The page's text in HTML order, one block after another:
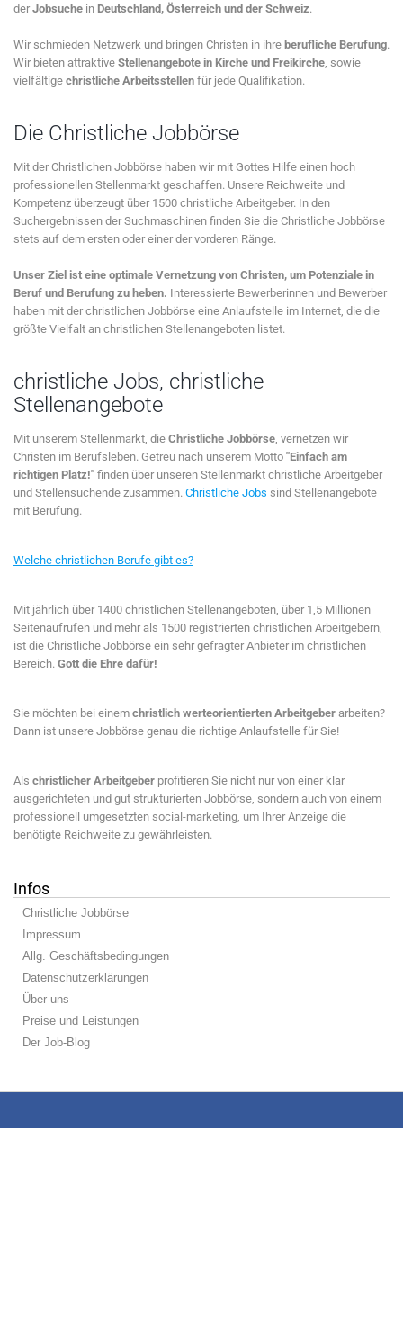
derJobsuche in Deutschland, Österreich und der Schweiz.
Wir schmieden Netzwerk und bringen Christen in ihre berufliche Berufung.
Wir bieten attraktive Stellenangebote in Kirche und Freikirche, sowie
vielfältige christliche Arbeitsstellen für jede Qualifikation.
Die Christliche Jobbörse
Mit der Christlichen Jobbörse haben wir mit Gottes Hilfe einen hoch
professionellen Stellenmarkt geschaffen. Unsere Reichweite und
Kompetenz überzeugt über 1500 christliche Arbeitgeber. In den
Suchergebnissen der Suchmaschinen finden Sie die Christliche Jobbörse
stets auf dem ersten oder einer der vorderen Ränge.
Unser Ziel ist eine optimale Vernetzung von Christen, um Potenziale in
Beruf und Berufung zu heben. Interessierte Bewerberinnen und Bewerber
haben mit der christlichen Jobbörse eine Anlaufstelle im Internet, die die
größte Vielfalt an christlichen Stellenangeboten listet.
christliche Jobs, christliche
Stellenangebote
Mit unserem Stellenmarkt, die Christliche Jobbörse, vernetzen wir
Christen im Berufsleben. Getreu nach unserem Motto "Einfach am
richtigen Platz!" finden über unseren Stellenmarkt christliche Arbeitgeber
und Stellensuchende zusammen. Christliche Jobs sind Stellenangebote
mit Berufung.
Welche christlichen Berufe gibt es?
Mit jährlich über 1400 christlichen Stellenangeboten, über 1,5 Millionen
Seitenaufrufen und mehr als 1500 registrierten christlichen Arbeitgebern,
ist die Christliche Jobbörse ein sehr gefragter Anbieter im christlichen
Bereich. Gott die Ehre dafür!
Sie möchten bei einem christlich werteorientierten Arbeitgeber arbeiten?
Dann ist unsere Jobbörse genau die richtige Anlaufstelle für Sie!
Als christlicher Arbeitgeber profitieren Sie nicht nur von einer klar
ausgerichteten und gut strukturierten Jobbörse, sondern auch von einem
professionell umgesetzten social-marketing, um Ihrer Anzeige die
benötigte Reichweite zu gewährleisten.
Infos
Christliche Jobbörse
Impressum
Allg. Geschäftsbedingungen
Datenschutzerklärungen
Über uns
Preise und Leistungen
Der Job-Blog